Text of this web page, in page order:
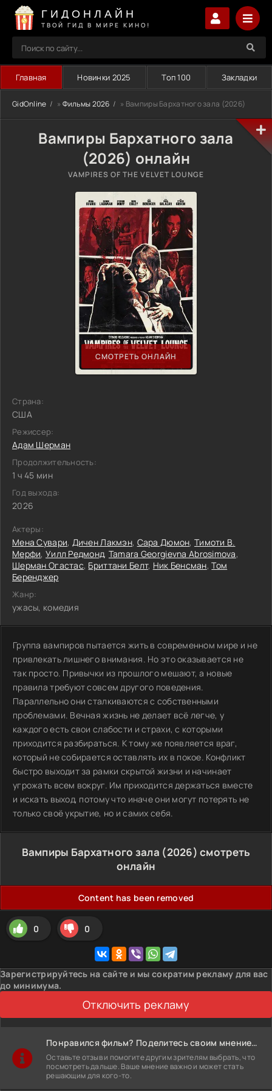
ГИДОНЛАЙН
ТВОЙ ГИД В МИРЕ КИНО!
Главная Новинки 2025 Топ 100 Закладки
GidOnline » Фильмы 2026 » Вампиры Бархатного зала (2026)
Вампиры Бархатного зала
(2026) онлайн
VAMPIRES OF THE VELVET LOUNGE
СМОТРЕТЬ ОНЛАЙН
Страна:
США
Режиссер:
Адам Шерман
Продолжительность:
1 ч 45 мин
Год выхода:
2026
Актеры:
Мена Сувари, Дичен Лакмэн, Сара Дюмон, Тимоти В.
Мерфи, Уилл Редмонд, Tamara Georgievna Abrosimova,
Шерман Огастас, Бриттани Белт, Ник Бенсман,Том
Беренджер
Жанр:
ужасы, комедия
Группа вампиров пытается жить в современном мире и не
привлекать лишнего внимания. Но это оказывается не
так просто. Привычки из прошлого мешают, а новые
правила требуют совсем другого поведения.
Параллельно они сталкиваются с собственными
проблемами. Вечная жизнь не делает всё легче, у
каждого есть свои слабости и страхи, с которыми
приходится разбираться. К тому же появляется враг,
который не собирается оставлять их в покое. Конфликт
быстро выходит за рамки скрытой жизни и начинает
угрожать всем вокруг. Им приходится держаться вместе
и искать выход, потому что иначе они могут потерять не
только своё укрытие, но и самих себя.
Вампиры Бархатного зала (2026) смотреть
онлайн
Content has been removed
0 0
Зарегистрируйтесь на сайте и мы сократим рекламу для вас
до минимума.
Отключить рекламу
Понравился фильм? Поделитесь своим мнением!
Оставьте отзыв и помогите другим зрителям выбрать, что
посмотреть дальше. Ваше мнение важно и может стать
решающим для кого-то.